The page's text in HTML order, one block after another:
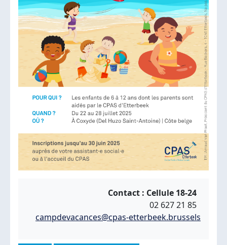
Contact : Cellule 18-24
02 627 21 85
campdevacances@cpas-etterbeek.brussels